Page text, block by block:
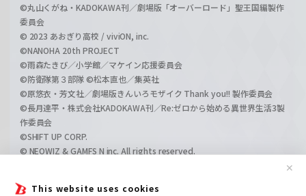
This website uses cookies
✕
©丸山くがね・KADOKAWA刊／劇場版「オーバーロード」聖王国編製作
委員会
© 2023 あおぎり高校 / viviON, inc.
©NANOHA 20th PROJECT
©雨森たきび／小学館／マケイン応援委員会
©防衛隊第３部隊 ©松本直也／集英社
©原悠衣・芳文社／劇場版きんいろモザイク Thank you!! 製作委員会
©長月達平・株式会社KADOKAWA刊／Re:ゼロから始める異世界生活3製
作委員会
©SHIFT UP CORP.
© NEOWIZ & GAMFS N inc. All rights reserved.
©GIRLS und PANZER Film Projekt